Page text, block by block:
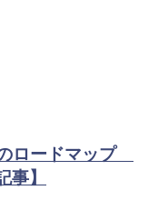
ロードマップ
事】